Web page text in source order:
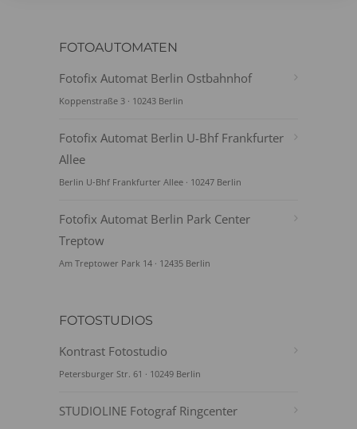
FOTOAUTOMATEN
Fotofix Automat Berlin Ostbahnhof
Koppenstraße 3 · 10243 Berlin
Fotofix Automat Berlin U-Bhf Frankfurter
Allee
Berlin U-Bhf Frankfurter Allee · 10247 Berlin
Fotofix Automat Berlin Park Center
Treptow
Am Treptower Park 14 · 12435 Berlin
FOTOSTUDIOS
Kontrast Fotostudio
Petersburger Str. 61 · 10249 Berlin
STUDIOLINE Fotograf Ringcenter